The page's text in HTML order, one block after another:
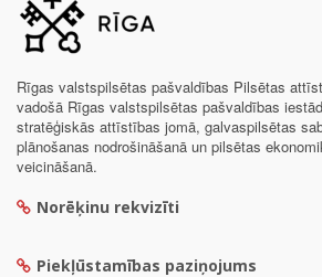
Rīgas valstspilsētas pašvaldības Pilsētas
vadošā Rīgas valstspilsētas pašvaldības
stratēģiskās attīstības jomā, galvaspilsētas
plānošanas nodrošināšanā un pilsētas
veicināšanā.
Norēķinu rekvizīti
Piekļūstamības paziņojums